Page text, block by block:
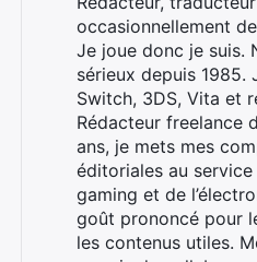
occasionnellement
Je joue donc je suis.
sérieux depuis 1985.
Switch, 3DS, Vita et
Rédacteur freelance
ans, je mets mes
éditoriales au
gaming et de
goût prononcé pour
les contenus utiles.